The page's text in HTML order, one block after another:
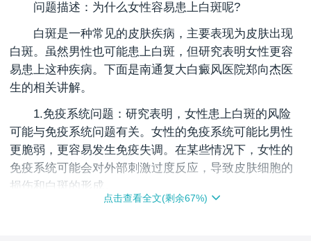
问题描述：为什么女性容易患上白斑呢?
白斑是一种常见的皮肤疾病，主要表现为皮肤出现
白斑。虽然男性也可能患上白斑，但研究表明女性更容
易患上这种疾病。下面是南通复大白癜风医院郑向杰医
生的相关讲解。
1.免疫系统问题：研究表明，女性患上白斑的风险
可能与免疫系统问题有关。女性的免疫系统可能比男性
更脆弱，更容易发生免疫失调。在某些情况下，女性的
免疫系统可能会对外部刺激过度反应，导致皮肤细胞的
损伤和白斑的形成。
点击查看全文(剩余67%)